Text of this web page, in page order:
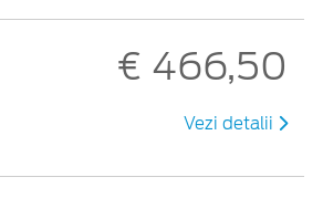
€ 466,50
Vezi detalii